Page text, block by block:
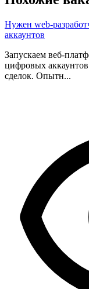
Нужен web-
аккаунтов
Запускаем веб-
цифровых
сделок. Опытн...